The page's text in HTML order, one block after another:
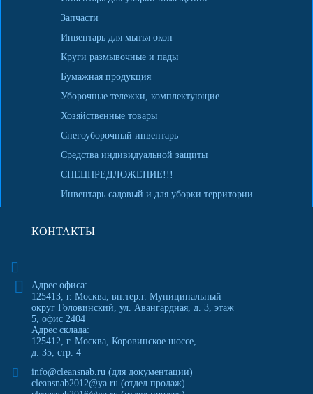
Запчасти
Инвентарь для мытья окон
Круги размывочные и пады
Бумажная продукция
Уборочные тележки, комплектующие
Хозяйственные товары
Снегоуборочный инвентарь
Средства индивидуальной защиты
СПЕЦПРЕДЛОЖЕНИЕ!!!
Инвентарь садовый и для уборки территории
КОНТАКТЫ
Адрес офиса:
125413, г. Москва, вн.тер.г. Муниципальный
округ Головинский, ул. Авангардная, д. 3, этаж
5, офис 2404
Адрес склада:
125412, г. Москва, Коровинское шоссе,
д. 35, стр. 4
info@cleansnab.ru (для документации)
cleansnab2012@ya.ru (отдел продаж)